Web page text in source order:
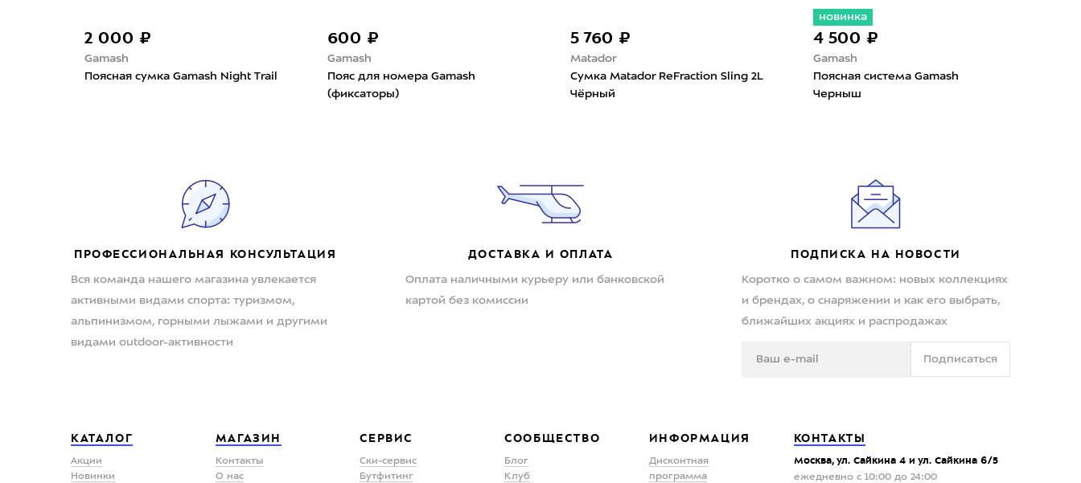
2 000 ₽
Gamash
Поясная сумка Gamash Night Trail
600 ₽
Gamash
Пояс для номера Gamash
(фиксаторы)
5 760 ₽
Matador
Сумка Matador ReFraction Sling 2L
Чёрный
новинка
4 500 ₽
Gamash
Поясная система Gamash
Черныш
ПРОФЕССИОНАЛЬНАЯ КОНСУЛЬТАЦИЯ
Вся команда нашего магазина увлекается
активными видами спорта: туризмом,
альпинизмом, горными лыжами и другими
видами outdoor-активности
ДОСТАВКА И ОПЛАТА
Оплата наличными курьеру или банковской
картой без комиссии
ПОДПИСКА НА НОВОСТИ
Коротко о самом важном: новых коллекциях
и брендах, о снаряжении и как его выбрать,
ближайших акциях и распродажах
Подписаться
КАТАЛОГ
Акции
Новинки
МАГАЗИН
Контакты
О нас
СЕРВИС
Ски-сервис
Бутфитинг
СООБЩЕСТВО
Блог
Клуб
ИНФОРМАЦИЯ
Дисконтная
программа
КОНТАКТЫ
Москва, ул. Сайкина 4 и ул. Сайкина 6/5
ежедневно с 10:00 до 24:00